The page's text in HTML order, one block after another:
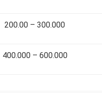
200.00 – 300.000
400.000 – 600.000